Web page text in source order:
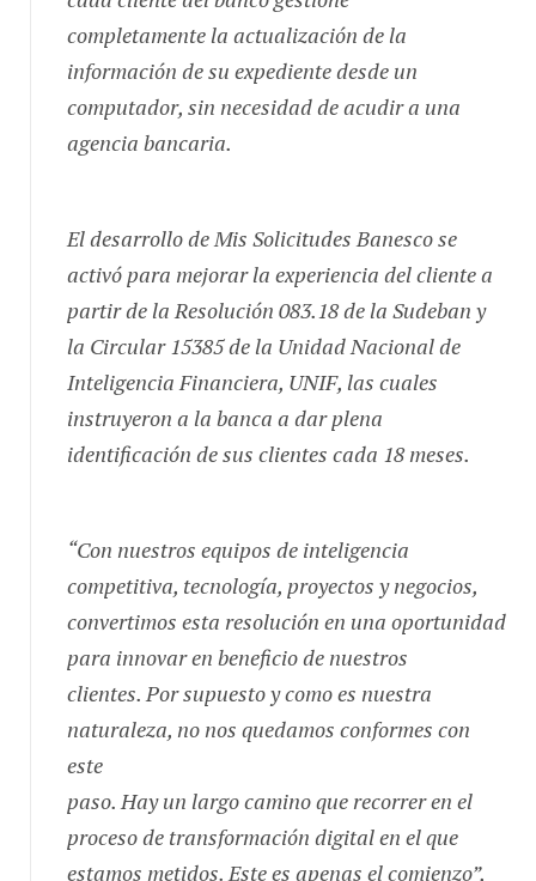
completamente la actualización de la
información de su expediente desde un
computador, sin necesidad de acudir a una
agencia bancaria.
El desarrollo de Mis Solicitudes Banesco se
activó para mejorar la experiencia del cliente a
partir de la Resolución 083.18 de la Sudeban y
la Circular 15385 de la Unidad Nacional de
Inteligencia Financiera, UNIF, las cuales
instruyeron a la banca a dar plena
identificación de sus clientes cada 18 meses.
“Con nuestros equipos de inteligencia
competitiva, tecnología, proyectos y negocios,
convertimos esta resolución en una oportunidad
para innovar en beneficio de nuestros
clientes. Por supuesto y como es nuestra
naturaleza, no nos quedamos conformes con
este
paso. Hay un largo camino que recorrer en el
proceso de transformación digital en el que
estamos metidos. Este es apenas el comienzo”,